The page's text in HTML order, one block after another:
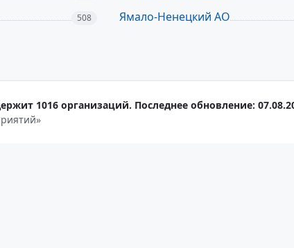
508 Ямало-Ненецкий АО
1016 организаций. Последнее обновление: